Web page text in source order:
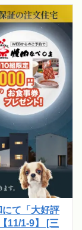
て「大好評
11/1-9】 [三